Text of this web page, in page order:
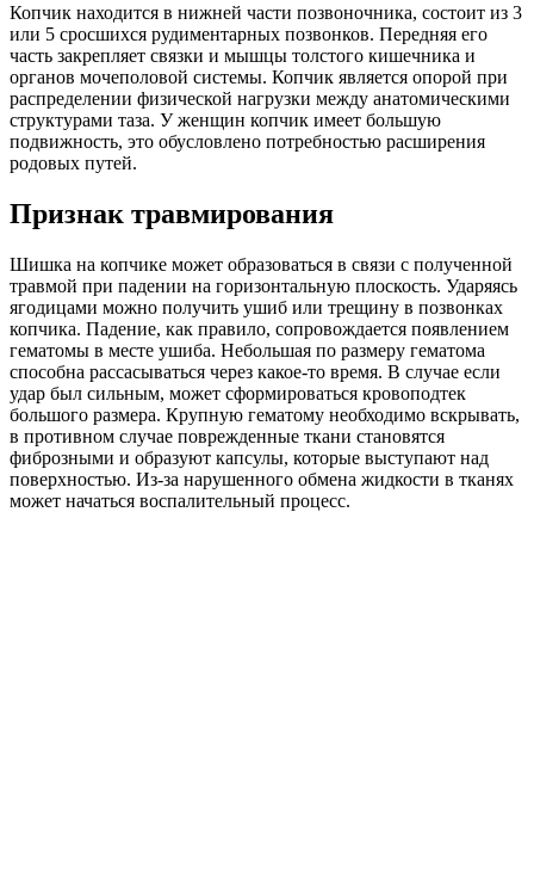
Копчик находится в нижней части позвоночника, состоит из 3
или 5 сросшихся рудиментарных позвонков. Передняя его
часть закрепляет связки и мышцы толстого кишечника и
органов мочеполовой системы. Копчик является опорой при
распределении физической нагрузки между анатомическими
структурами таза. У женщин копчик имеет большую
подвижность, это обусловлено потребностью расширения
родовых путей.
Признак травмирования
Шишка на копчике может образоваться в связи с полученной
травмой при падении на горизонтальную плоскость. Ударяясь
ягодицами можно получить ушиб или трещину в позвонках
копчика. Падение, как правило, сопровождается появлением
гематомы в месте ушиба. Небольшая по размеру гематома
способна рассасываться через какое-то время. В случае если
удар был сильным, может сформироваться кровоподтек
большого размера. Крупную гематому необходимо вскрывать,
в противном случае поврежденные ткани становятся
фиброзными и образуют капсулы, которые выступают над
поверхностью. Из-за нарушенного обмена жидкости в тканях
может начаться воспалительный процесс.